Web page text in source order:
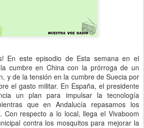
En este episodio de Esta semana en el
cumbre en China con la prórroga de un
y de la tensión en la cumbre de Suecia por
el gasto militar. En España, el presidente
un plan para impulsar la tecnología
que en Andalucía repasamos los
Con respecto a lo local, llega el Vivaboom
contra los mosquitos para mejorar la